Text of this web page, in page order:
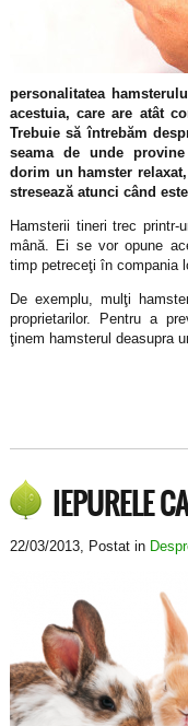
personalitatea
acestuia, care are atât
Trebuie să întrebăm
seama de unde
dorim un hamster
stresează atunci când
Hamsterii tineri trec
mână. Ei se vor opune
timp petreceţi în compania
De exemplu, mulţi
proprietarilor. Pentru a
ţinem hamsterul deasupra
IEPURELE
22/03/2013, Postat in